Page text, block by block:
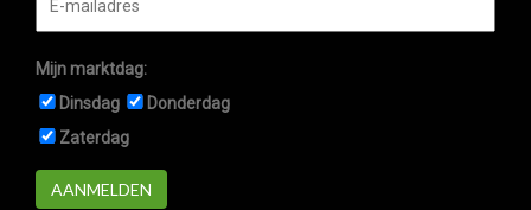
Mijn marktdag:
Dinsdag
Donderdag
Zaterdag
AANMELDEN